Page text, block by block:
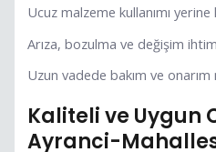
Ucuz malzeme kullanımı
Arıza, bozulma ve değişim
Uzun vadede bakım ve
Kaliteli ve Uygun
Ayranci-